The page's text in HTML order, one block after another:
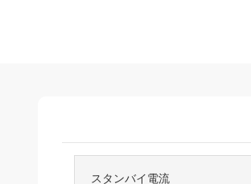
スタンバイ電流